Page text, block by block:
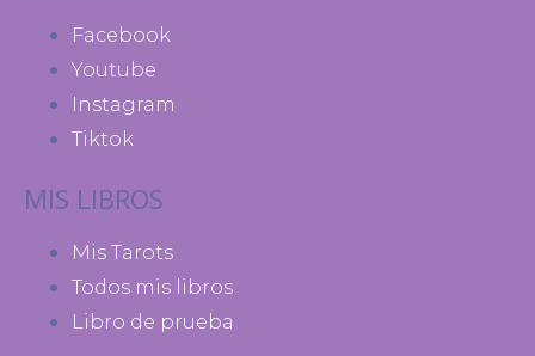
Facebook
Youtube
Instagram
Tiktok
MIS LIBROS
Mis Tarots
Todos mis libros
Libro de prueba